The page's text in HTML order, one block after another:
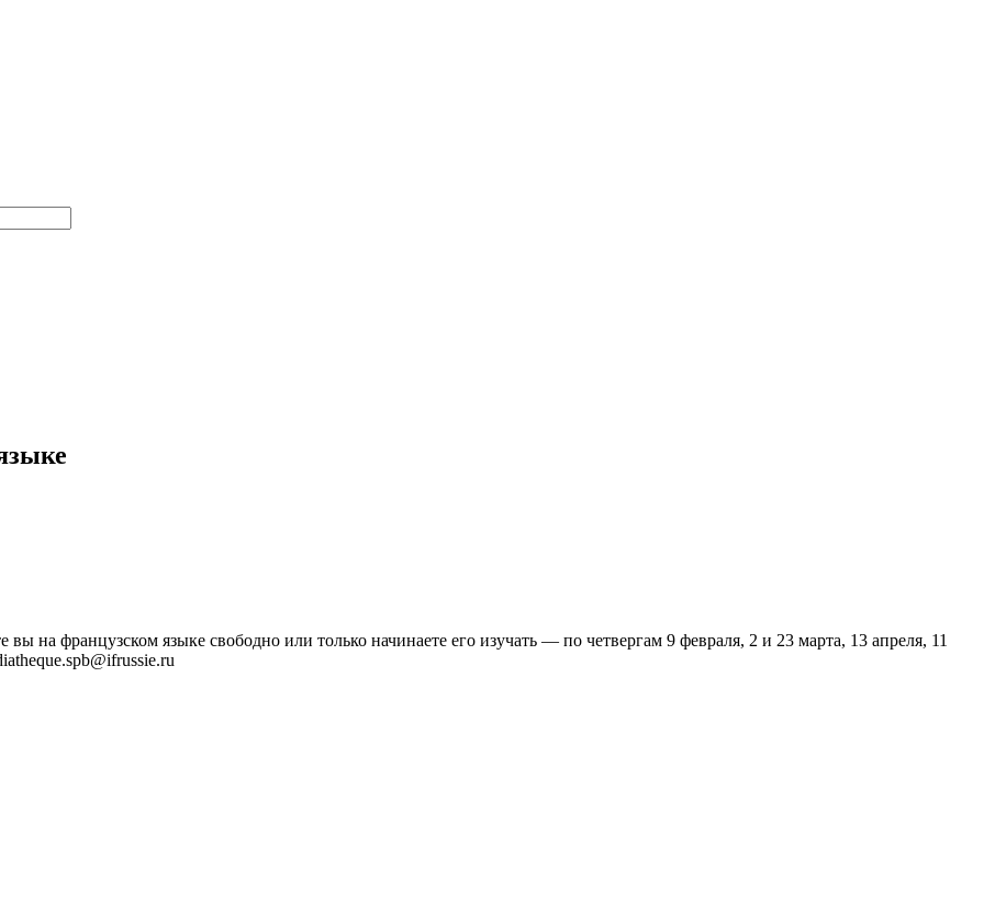
на французском языке свободно или только начинаете его изучать — по четвергам 9 февраля, 2 и 23 марта, 13 апреля, 11